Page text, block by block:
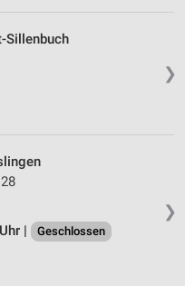
❯
Sillenbuch
❯
|
Geschlossen